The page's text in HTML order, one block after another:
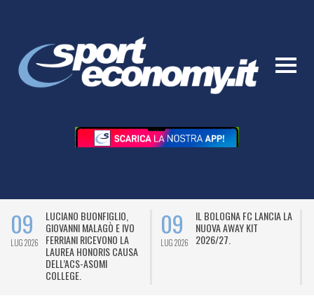
09
LUG 2026
LUCIANO BUONFIGLIO,
GIOVANNI MALAGÒ E IVO
FERRIANI RICEVONO LA
LAUREA HONORIS CAUSA
DELL’ACS-ASOMI
COLLEGE.
09
LUG 2026
IL BOLOGNA FC LANCIA LA
NUOVA AWAY KIT
2026/27.